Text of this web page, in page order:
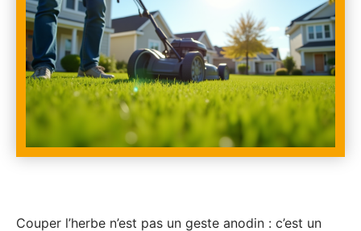
Couper l’herbe n’est pas un geste anodin : c’est un